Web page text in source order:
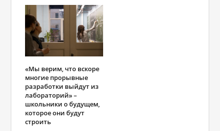
«Мы верим, что вскоре
многие прорывные
разработки выйдут из
лабораторий» –
школьники о будущем,
которое они будут
строить